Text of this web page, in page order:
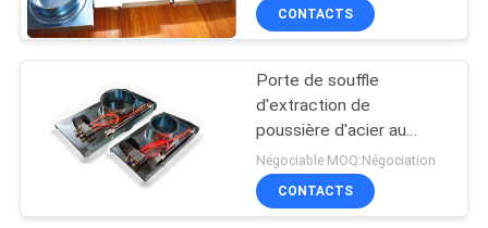
CONTACTS
Porte de souffle
d'extraction de
poussière d'acier au
carbone
Négociable MOQ:Négociation
CONTACTS